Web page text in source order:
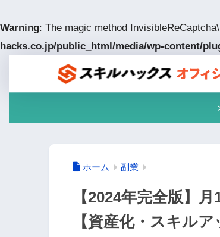
Warning: The magic method
hacks.co.jp/public_html/media/wp-content/
ホーム 副業
【2024年完全版】
【資産化・スキルア